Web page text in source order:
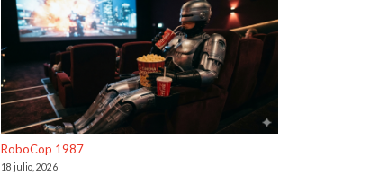
RoboCop 1987
18 julio, 2026